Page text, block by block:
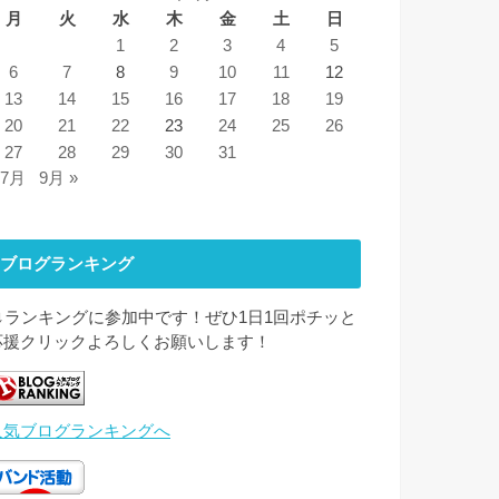
月
火 水 木 金 土
日
1
2 3 4
5
6
7 8 9 10 11
12
13
14 15 16 17 18
19
20
21 22 23 24 25
26
27
28 29 30
31
月
9月 »
ブログランキング
ランキングに参加中です！ぜひ1日1回ポチッと
援クリックよろしくお願いします！
気ブログランキングへ